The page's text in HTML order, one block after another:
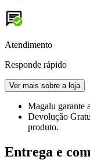
Atendimento
Responde rápido
Ver mais sobre a loja
Magalu garante
Devolução
produto.
Entrega e